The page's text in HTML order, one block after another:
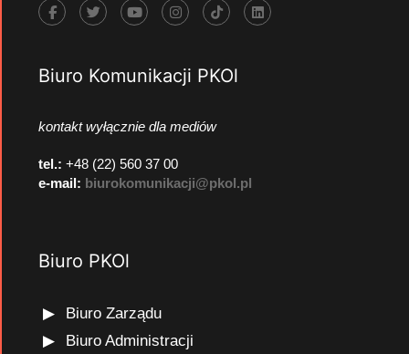
Biuro Komunikacji PKOl
kontakt wyłącznie dla mediów
tel.: +48 (22) 560 37 00
e-mail: biurokomunikacji@pkol.pl
Biuro PKOl
Biuro Zarządu
Biuro Administracji